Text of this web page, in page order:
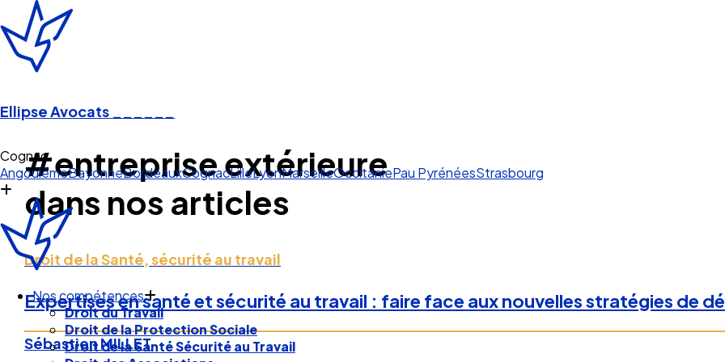
Ellipse Avocats
AngoulêmeBayonne Bordeaux CognacLille LyonMarseille Occitanie
Droit du Travail
Droit de la Protection Sociale
Droit de la Santé Sécurité au Travail
Droit des Associations
#entreprise extérieure
dans nos articles
Droit de la Santé, sécurité au travail
Expertises en santé et sécurité au travail : faire face aux nouvelles stratégies de
Sébastien MILLET